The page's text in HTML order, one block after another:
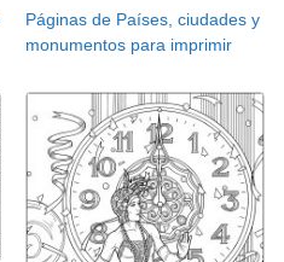
Páginas de Países, ciudades y
monumentos para imprimir